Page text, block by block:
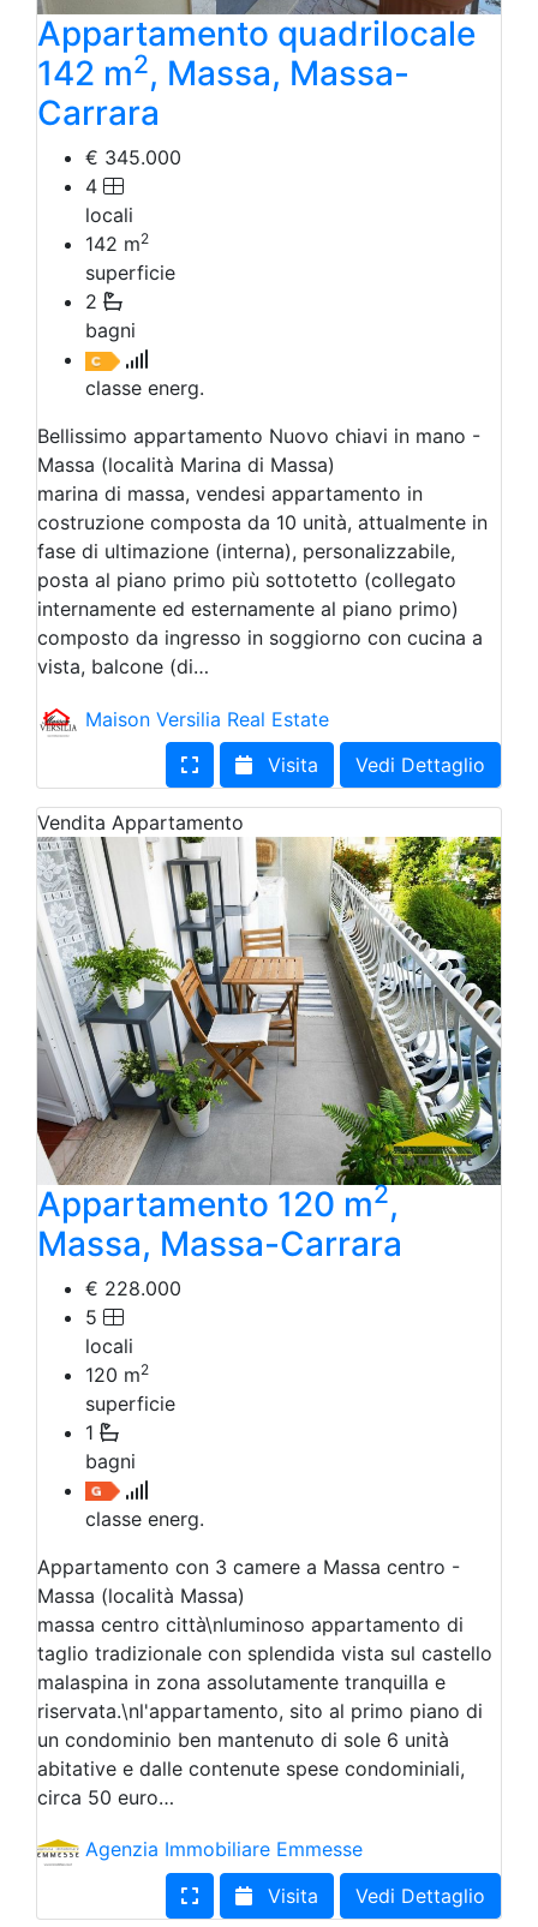
Appartamento quadrilocale
142 m2, Massa, Massa-
Carrara
€ 345.000
4
locali
142 m2
superficie
2
bagni
classe energ.
Bellissimo appartamento Nuovo chiavi in mano -
Massa (località Marina di Massa)
marina di massa, vendesi appartamento in
costruzione composta da 10 unità, attualmente in
fase di ultimazione (interna), personalizzabile,
posta al piano primo più sottotetto (collegato
internamente ed esternamente al piano primo)
composto da ingresso in soggiorno con cucina a
vista, balcone (di…
Maison Versilia Real Estate
Visita
Vedi Dettaglio
Vendita Appartamento
Appartamento 120 m2,
Massa, Massa-Carrara
€ 228.000
5
locali
120 m2
superficie
1
bagni
classe energ.
Appartamento con 3 camere a Massa centro -
Massa (località Massa)
massa centro città\nluminoso appartamento di
taglio tradizionale con splendida vista sul castello
malaspina in zona assolutamente tranquilla e
riservata.\nl'appartamento, sito al primo piano di
un condominio ben mantenuto di sole 6 unità
abitative e dalle contenute spese condominiali,
circa 50 euro…
Agenzia Immobiliare Emmesse
Visita
Vedi Dettaglio